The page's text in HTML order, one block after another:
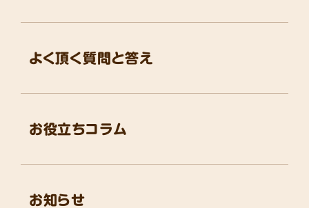
お役立ちコラム
よく頂く質問と答え
お知らせ